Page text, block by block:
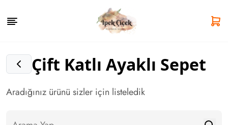
Çift Katlı Ayaklı Sepet
Aradığınız ürünü sizler için listeledik